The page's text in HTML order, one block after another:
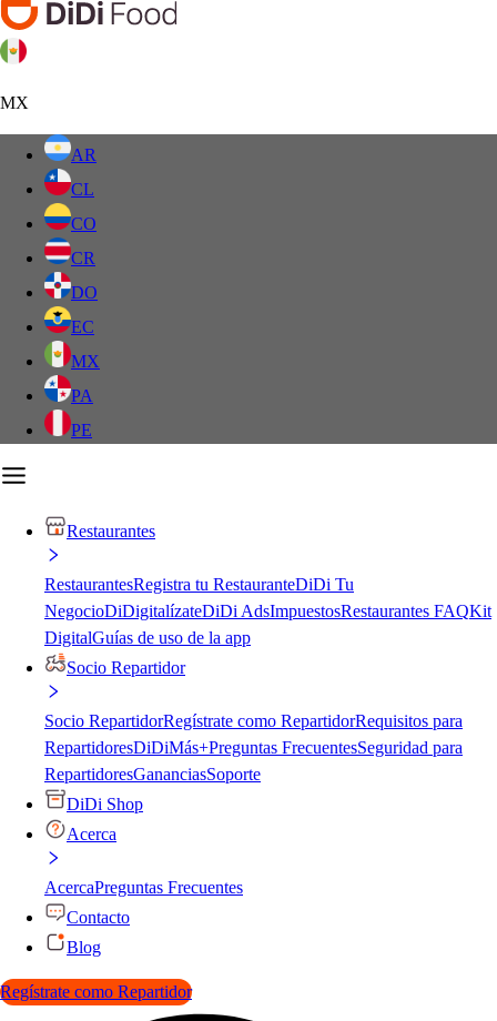
MX
AR
CL
CO
CR
DO
EC
MX
PA
PE
Restaurantes
RestaurantesRegistra tu RestauranteDiDi Tu
NegocioDiDigitalízateDiDi AdsImpuestosRestaurantes FAQKit
DigitalGuías de uso de la app
Socio Repartidor
Socio RepartidorRegístrate como RepartidorRequisitos para
RepartidoresDiDiMás+Preguntas FrecuentesSeguridad para
RepartidoresGananciasSoporte
DiDi Shop
Acerca
AcercaPreguntas Frecuentes
Contacto
Blog
Regístrate como Repartidor